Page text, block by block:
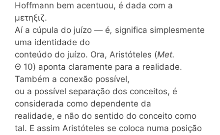
Hoffmann bem acentuou, é dada com a
μετηξιζ.
Aí a cúpula do juízo — é, significa simplesmente
uma identidade do
conteúdo do juízo. Ora, Aristóteles (Met.
Θ 10) aponta claramente para a realidade.
Também a conexão possível,
ou a possível separação dos conceitos, é
considerada como dependente da
realidade, e não do sentido do conceito como
tal. E assim Aristóteles se coloca numa posição